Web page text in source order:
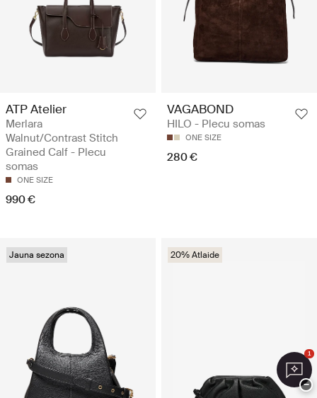
ATP Atelier
Merlara
Walnut/Contrast Stitch
Grained Calf - Plecu
somas
ONE SIZE
990 €
VAGABOND
HILO - Plecu somas
ONE SIZE
280 €
Jauna sezona 20% Atlaide
1
−